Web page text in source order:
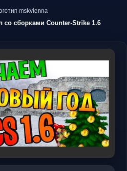
со сборками Counter-Strike 1.6